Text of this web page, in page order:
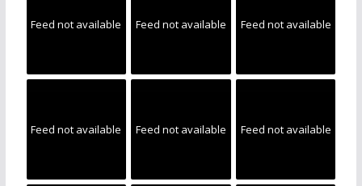
Feed not available Feed not available Feed not available
Feed not available Feed not available Feed not available